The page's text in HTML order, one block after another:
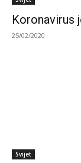
Koronavirus
25/02/2020
Svijet